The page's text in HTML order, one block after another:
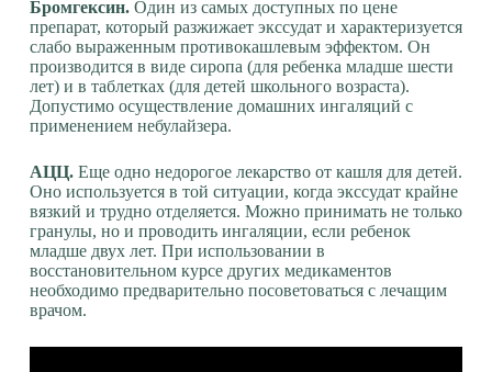
Бромгексин. Один из самых доступных по цене
препарат, который разжижает экссудат и характеризуется
слабо выраженным противокашлевым эффектом. Он
производится в виде сиропа (для ребенка младше шести
лет) и в таблетках (для детей школьного возраста).
Допустимо осуществление домашних ингаляций с
применением небулайзера.
АЦЦ. Еще одно недорогое лекарство от кашля для детей.
Оно используется в той ситуации, когда экссудат крайне
вязкий и трудно отделяется. Можно принимать не только
гранулы, но и проводить ингаляции, если ребенок
младше двух лет. При использовании в
восстановительном курсе других медикаментов
необходимо предварительно посоветоваться с лечащим
врачом.